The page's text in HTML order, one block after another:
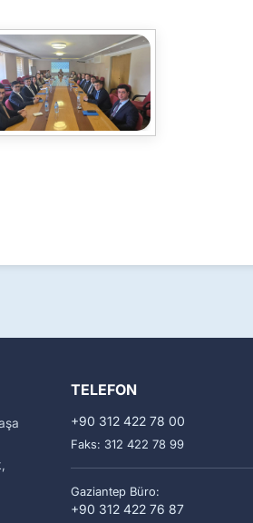
TELEFON
+90 312 422 78 00
Faks: 312 422 78 99
Gaziantep Büro:
+90 312 422 76 87